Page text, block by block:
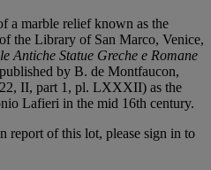
a marble relief known as the
the Library of San Marco, Venice,
Antiche Statue Greche e Romane
by B. de Montfaucon,
II, part 1, pl. LXXXII) as the
Lafieri in the mid 16th century.
of this lot, please sign in to